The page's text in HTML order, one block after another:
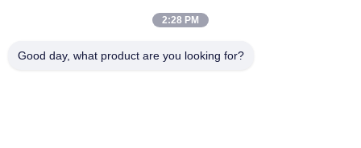
ब्लैक सीएनसी एल्यूमिनियम टर्निंग और मिलिंग मेटल पार्ट्स ट्यूब कस्टम एल्यूमिनियम
2:28 PM
Good day, what product are you looking for?